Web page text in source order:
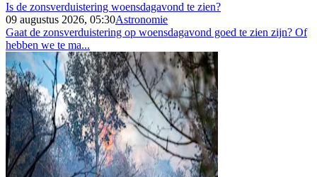
Is de zonsverduistering woensdagavond te zien?
09 augustus 2026, 05:30Astronomie
Gaat de zonsverduistering op woensdagavond goed te zien zijn? Of
hebben we te ma...